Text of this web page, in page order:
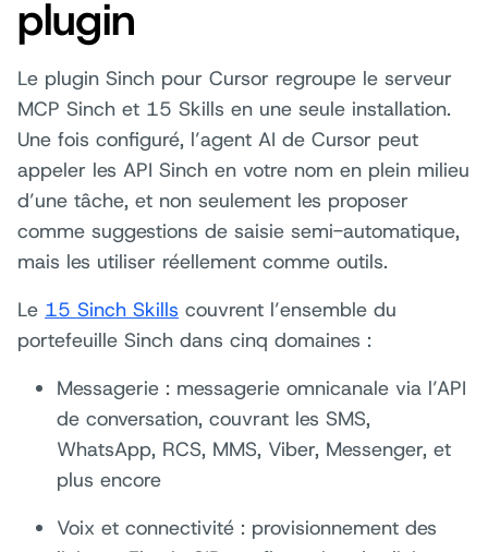
plugin
Le plugin Sinch pour Cursor regroupe le serveur
MCP Sinch et 15 Skills en une seule installation.
Une fois configuré, l’agent AI de Cursor peut
appeler les API Sinch en votre nom en plein milieu
d’une tâche, et non seulement les proposer
comme suggestions de saisie semi-automatique,
mais les utiliser réellement comme outils.
Le 15 Sinch Skills couvrent l’ensemble du
portefeuille Sinch dans cinq domaines :
Messagerie : messagerie omnicanale via l’API
de conversation, couvrant les SMS,
WhatsApp, RCS, MMS, Viber, Messenger, et
plus encore
Voix et connectivité : provisionnement des